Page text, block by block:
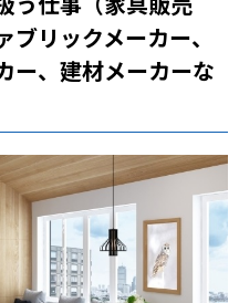
リックメーカー、
ー、建材メーカーな